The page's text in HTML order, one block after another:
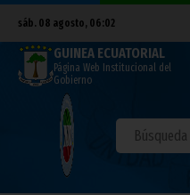
sáb. 08 agosto, 06:02
GUINEA ECUATORIAL
Página Web Institucional del
Gobierno